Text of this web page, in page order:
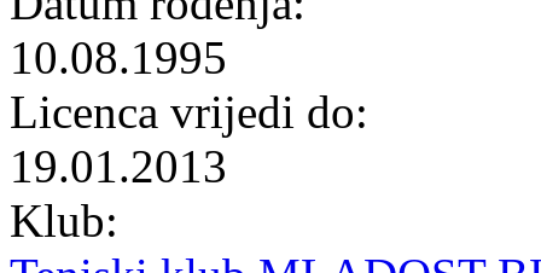
10.08.1995
Licenca vrijedi do:
19.01.2013
Klub: